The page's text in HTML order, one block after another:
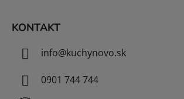
KONTAKT
info@kuchynovo.sk
0901 744 744